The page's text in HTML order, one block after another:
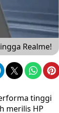
Realme!
tinggi
merilis HP